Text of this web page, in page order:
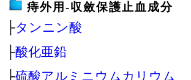
痔外用‐収斂保護止血成分
├タンニン酸
├酸化亜鉛
├硫酸アルミニウムカリウム